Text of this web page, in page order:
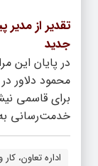
تقدیر از
جدید
در پایان این
محمود دلاور
برای قاسمی
خدمت‌رسانی به
اداره تعاون،